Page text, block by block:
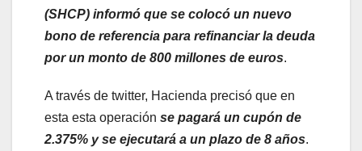
(SHCP) informó que se colocó un nuevo
bono de referencia para refinanciar la deuda
por un monto de 800 millones de euros.
A través de twitter, Hacienda precisó que en
esta esta operación se pagará un cupón de
2.375% y se ejecutará a un plazo de 8 años.